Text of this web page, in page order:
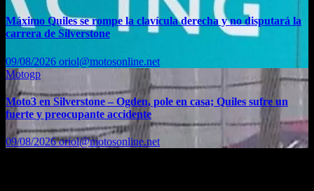
Máximo Quiles se rompe la clavícula derecha y no disputará la
carrera de Silverstone
09/08/2026 oriol@motosonline.net
Motogp
Moto3 en Silverstone – Ogden, pole en casa; Quiles sufre un
fuerte y preocupante accidente
09/08/2026oriol@motosonline.net